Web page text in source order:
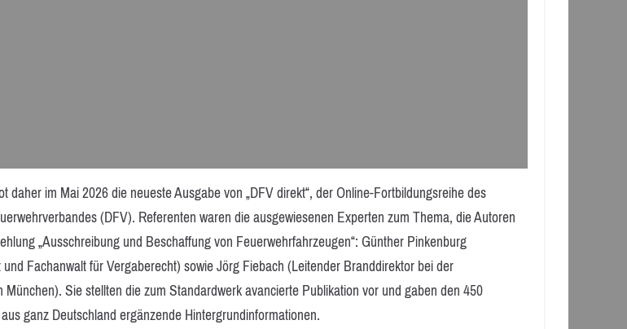
daher im Mai 2026 die neueste Ausgabe von „DFV direkt“, der Online-Fortbildungsreihe des
(DFV). Referenten waren die ausgewiesenen Experten zum Thema, die Autoren
„Ausschreibung und Beschaffung von Feuerwehrfahrzeugen“: Günther Pinkenburg
Fachanwalt für Vergaberecht) sowie Jörg Fiebach (Leitender Branddirektor bei der
München). Sie stellten die zum Standardwerk avancierte Publikation vor und gaben den 450
ganz Deutschland ergänzende Hintergrundinformationen.